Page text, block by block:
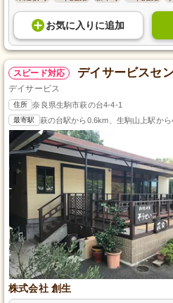
お気に入り に追加
スピード対応 デイサービスセ
デイサービス
住所 奈良県生駒市萩の台4-4-1
最寄駅 萩の台駅から0.6km、生駒山上駅か
株式会社 創生